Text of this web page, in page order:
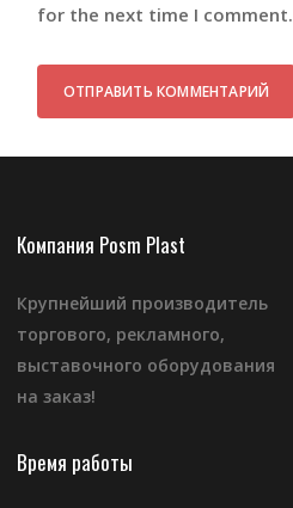
for the next time I comment.
Компания Posm Plast
Крупнейший производитель
торгового, рекламного,
выставочного оборудования
на заказ!
Время работы